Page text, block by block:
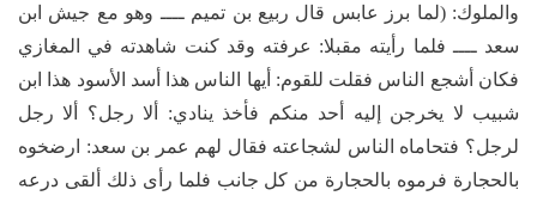
والملوك: (لما برز عابس قال ربيع بن تميم ــــ وهو مع جيش ابن
سعد ــــ فلما رأيته مقبلا: عرفته وقد كنت شاهدته في المغازي
فكان أشجع الناس فقلت للقوم: أيها الناس هذا أسد الأسود هذا ابن
شبيب لا يخرجن إليه أحد منكم فأخذ ينادي: ألا رجل؟ ألا رجل
لرجل؟ فتحاماه الناس لشجاعته فقال لهم عمر بن سعد: ارضخوه
بالحجارة فرموه بالحجارة من كل جانب فلما رأى ذلك ألقى درعه